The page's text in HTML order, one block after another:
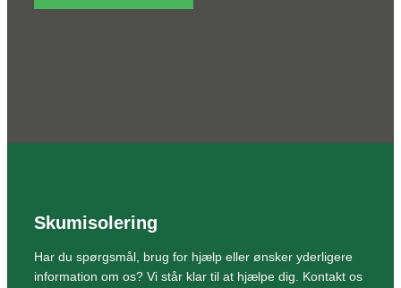
Skumisolering
Har du spørgsmål, brug for hjælp eller ønsker yderligere
information om os? Vi står klar til at hjælpe dig. Kontakt os